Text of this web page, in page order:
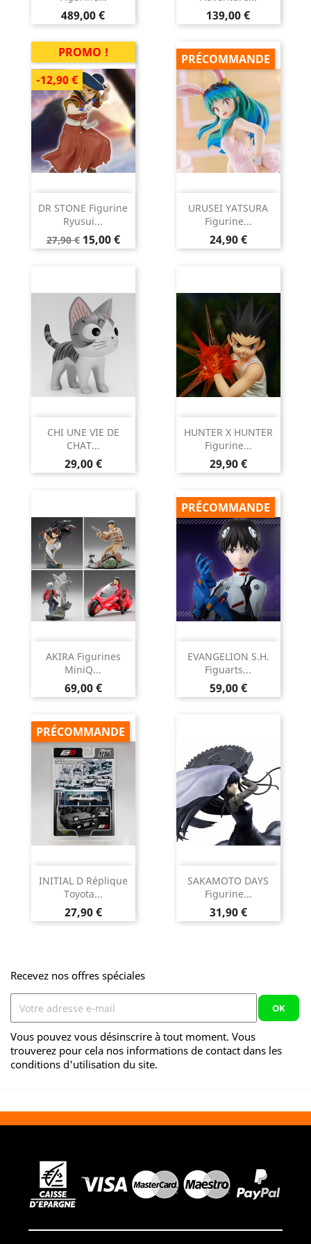
Prix
489,00 € Prix
139,00 €
DR STONE Figurine
Ryusui...
Prix
de
27,90 € Prix
15,00 €
PROMO !
-12,90 €
URUSEI YATSURA
Figurine...
Prix
24,90 €
PRÉCOMMANDE
CHI UNE VIE DE
CHAT...
Prix
29,00 €
HUNTER X HUNTER
Figurine...
Prix
29,90 €
AKIRA Figurines
MiniQ...
Prix
69,00 €
EVANGELION S.H.
Figuarts...
Prix
59,00 €
PRÉCOMMANDE
INITIAL D Réplique
Toyota...
Prix
27,90 €
PRÉCOMMANDE
SAKAMOTO DAYS
Figurine...
Prix
31,90 €
Recevez nos offres spéciales
Vous pouvez vous désinscrire à tout moment. Vous
trouverez pour cela nos informations de contact dans les
conditions d'utilisation du site.